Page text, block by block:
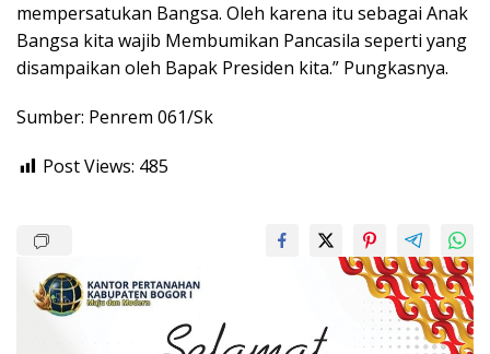
mempersatukan Bangsa. Oleh karena itu sebagai Anak
Bangsa kita wajib Membumikan Pancasila seperti yang
disampaikan oleh Bapak Presiden kita.” Pungkasnya.
Sumber: Penrem 061/Sk
Post Views: 485